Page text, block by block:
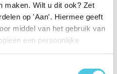
maken. Wilt u dit ook? Zet
op 'Aan'. Hiermee geeft
middel van het gebruik van
een persoonlijke